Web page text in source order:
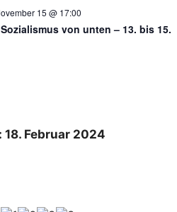
15 @ 17:00
von unten – 13. bis 15.
Februar 2024